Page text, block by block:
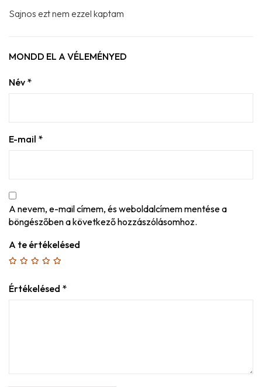
Sajnos ezt nem ezzel kaptam
MONDD EL A VÉLEMÉNYED
Név *
E-mail *
A nevem, e-mail címem, és weboldalcímem mentése a
böngészőben a következő hozzászólásomhoz.
A te értékelésed
Értékelésed *